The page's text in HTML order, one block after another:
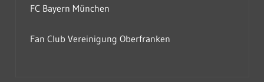
FC Bayern München
Fan Club Vereinigung Oberfranken